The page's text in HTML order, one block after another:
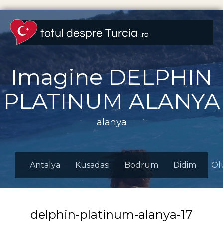
Imagine DELPHIN
PLATINUM ALANYA
alanya
Antalya Kusadasi Bodrum Didim
delphin-platinum-alanya-17